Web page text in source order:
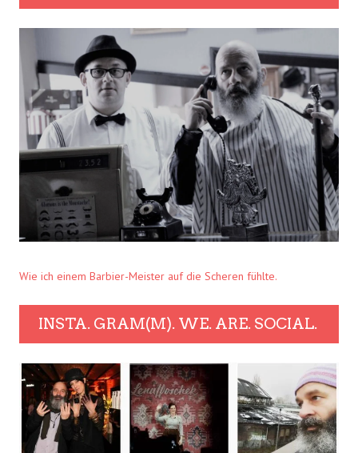
Wie ich einem Barbier-Meister auf die Scheren fühlte.
INSTA. GRAM(M). WE. ARE. SOCIAL.